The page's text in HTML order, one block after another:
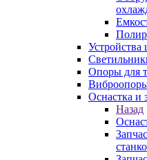
Опоры для
Оснастка и
Назад